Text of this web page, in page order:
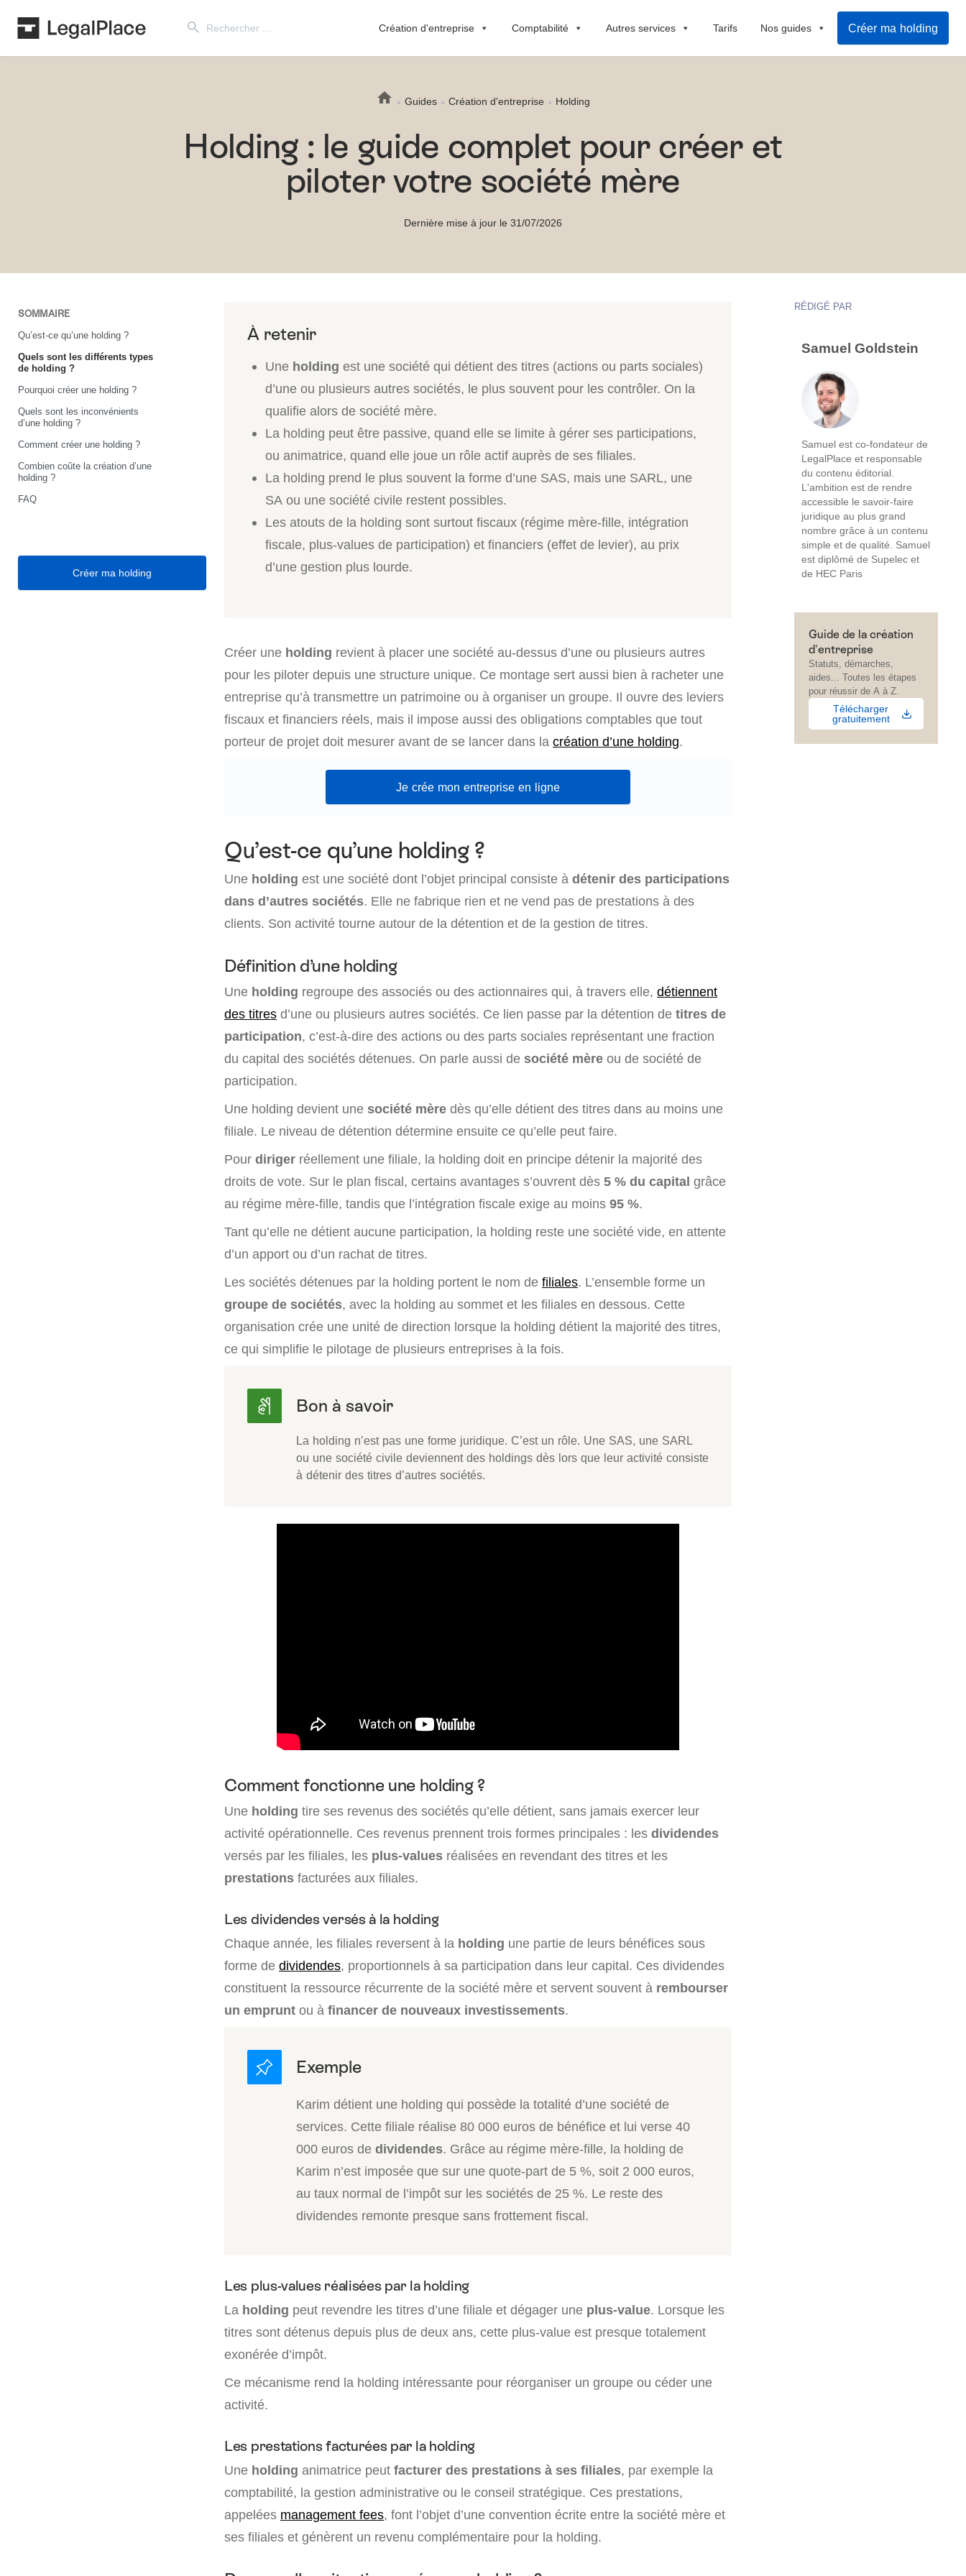
for:
Création d'entreprise Comptabilité Autres services Tarifs Nos guides Créer ma holding
Guides Création d'entreprise Holding
Holding : le guide complet pour créer et
piloter votre société mère
Dernière mise à jour le 31/07/2026
SOMMAIRE
Qu’est-ce qu’une holding ?
Quels sont les différents types
de holding ?
Pourquoi créer une holding ?
Quels sont les inconvénients
d’une holding ?
Comment créer une holding ?
Combien coûte la création d’une
holding ?
FAQ
Créer ma holding
Une holding est une société qui détient des titres (actions ou parts sociales)
d’une ou plusieurs autres sociétés, le plus souvent pour les contrôler. On la
qualifie alors de société mère.
La holding peut être passive, quand elle se limite à gérer ses participations,
ou animatrice, quand elle joue un rôle actif auprès de ses filiales.
La holding prend le plus souvent la forme d’une SAS, mais une SARL, une
SA ou une société civile restent possibles.
Les atouts de la holding sont surtout fiscaux (régime mère-fille, intégration
fiscale, plus-values de participation) et financiers (effet de levier), au prix
d’une gestion plus lourde.
Créer une holding revient à placer une société au-dessus d’une ou plusieurs autres
pour les piloter depuis une structure unique. Ce montage sert aussi bien à racheter une
entreprise qu’à transmettre un patrimoine ou à organiser un groupe. Il ouvre des leviers
fiscaux et financiers réels, mais il impose aussi des obligations comptables que tout
porteur de projet doit mesurer avant de se lancer dans la création d’une holding.
Je crée mon entreprise en ligne
Qu’est-ce qu’une holding ?
Une holding est une société dont l’objet principal consiste à détenir des participations
dans d’autres sociétés. Elle ne fabrique rien et ne vend pas de prestations à des
clients. Son activité tourne autour de la détention et de la gestion de titres.
Définition d’une holding
Une holding regroupe des associés ou des actionnaires qui, à travers elle, détiennent
des titres d’une ou plusieurs autres sociétés. Ce lien passe par la détention de titres de
participation, c’est-à-dire des actions ou des parts sociales représentant une fraction
du capital des sociétés détenues. On parle aussi de société mère ou de société de
participation.
Une holding devient une société mère dès qu’elle détient des titres dans au moins une
filiale. Le niveau de détention détermine ensuite ce qu’elle peut faire.
Pour diriger réellement une filiale, la holding doit en principe détenir la majorité des
droits de vote. Sur le plan fiscal, certains avantages s’ouvrent dès 5 % du capital grâce
au régime mère-fille, tandis que l’intégration fiscale exige au moins 95 %.
Tant qu’elle ne détient aucune participation, la holding reste une société vide, en attente
d’un apport ou d’un rachat de titres.
Les sociétés détenues par la holding portent le nom de filiales. L’ensemble forme un
groupe de sociétés, avec la holding au sommet et les filiales en dessous. Cette
organisation crée une unité de direction lorsque la holding détient la majorité des titres,
ce qui simplifie le pilotage de plusieurs entreprises à la fois.
La holding n’est pas une forme juridique. C’est un rôle. Une SAS, une SARL
ou une société civile deviennent des holdings dès lors que leur activité consiste
à détenir des titres d’autres sociétés.
Comment fonctionne une holding ?
Une holding tire ses revenus des sociétés qu’elle détient, sans jamais exercer leur
activité opérationnelle. Ces revenus prennent trois formes principales : les dividendes
versés par les filiales, les plus-values réalisées en revendant des titres et les
prestations facturées aux filiales.
Les dividendes versés à la holding
Chaque année, les filiales reversent à la holding une partie de leurs bénéfices sous
forme de dividendes, proportionnels à sa participation dans leur capital. Ces dividendes
constituent la ressource récurrente de la société mère et servent souvent à rembourser
un emprunt ou à financer de nouveaux investissements.
Karim détient une holding qui possède la totalité d’une société de
services. Cette filiale réalise 80 000 euros de bénéfice et lui verse 40
000 euros de dividendes. Grâce au régime mère-fille, la holding de
Karim n’est imposée que sur une quote-part de 5 %, soit 2 000 euros,
au taux normal de l’impôt sur les sociétés de 25 %. Le reste des
dividendes remonte presque sans frottement fiscal.
Les plus-values réalisées par la holding
La holding peut revendre les titres d’une filiale et dégager une plus-value. Lorsque les
titres sont détenus depuis plus de deux ans, cette plus-value est presque totalement
exonérée d’impôt.
Ce mécanisme rend la holding intéressante pour réorganiser un groupe ou céder une
activité.
Les prestations facturées par la holding
Une holding animatrice peut facturer des prestations à ses filiales, par exemple la
comptabilité, la gestion administrative ou le conseil stratégique. Ces prestations,
appelées management fees, font l’objet d’une convention écrite entre la société mère et
ses filiales et génèrent un revenu complémentaire pour la holding.
RÉDIGÉ PAR
Samuel Goldstein
Samuel est co-fondateur de
LegalPlace et responsable
du contenu éditorial.
L'ambition est de rendre
accessible le savoir-faire
juridique au plus grand
nombre grâce à un contenu
simple et de qualité. Samuel
est diplômé de Supelec et
de HEC Paris
Guide de la création
d'entreprise
Statuts, démarches,
aides... Toutes les étapes
pour réussir de A à Z.
Télécharger
gratuitement